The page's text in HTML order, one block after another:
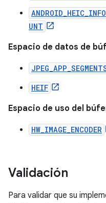
UNT
Espacio de datos de
HEIF
Espacio de uso del
HW_IMAGE_ENCODER
Validación
Para validar que su